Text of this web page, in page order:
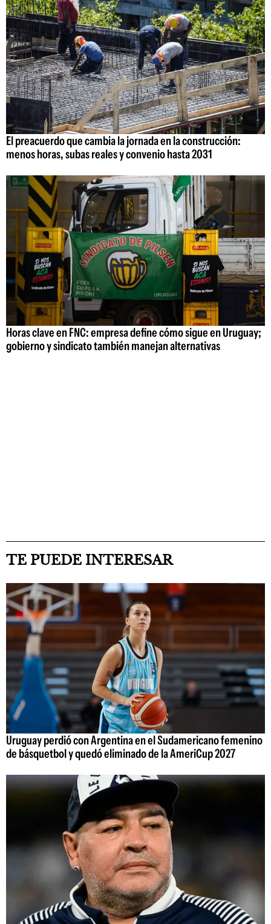
El preacuerdo que cambia la jornada en la construcción:
menos horas, subas reales y convenio hasta 2031
Horas clave en FNC: empresa define cómo sigue en Uruguay;
gobierno y sindicato también manejan alternativas
TE PUEDE INTERESAR
Uruguay perdió con Argentina en el Sudamericano femenino
de básquetbol y quedó eliminado de la AmeriCup 2027